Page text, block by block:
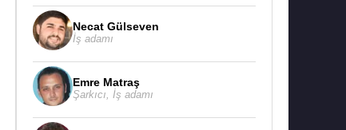
Necat Gülseven
İş adamı
Emre Matraş
Şarkıcı İş adamı